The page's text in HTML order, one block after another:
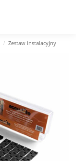
/ Zestaw instalacyjny